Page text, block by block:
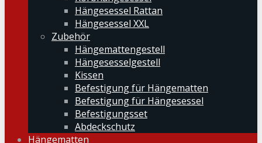
Hängesessel Rattan
Hängesessel XXL
Zubehör
Hängemattengestell
Hängesesselgestell
Kissen
Befestigung für Hängematten
Befestigung für Hängesessel
Befestigungsset
Abdeckschutz
Hängematten